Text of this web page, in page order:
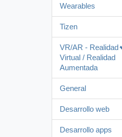
Wearables
Tizen
VR/AR - Realidad
Virtual / Realidad
Aumentada
General
Desarrollo web
Desarrollo apps